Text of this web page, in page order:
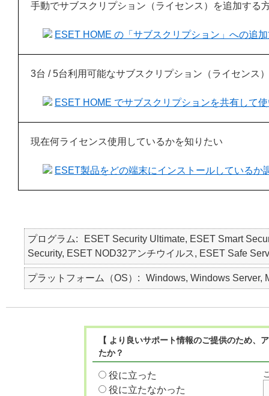
手動でサブスクリプション（ライセンス）を追加する
ESET HOME の「サブスクリプション」への追
3台 / 5台利用可能なサブスクリプション（ライセンス
ESET HOME でサブスクリプションを共有して
現在何ライセンス使用しているかを知りたい
ESET製品をどの端末にインストールしているか
プログラム
ESET Security Ultimate, ESET Smart
Security, ESET NOD32アンチウイルス, ESET Safe
プラットフォーム（OS） Windows, Windows Server,
【 より良いサポート情報のご提供のため
たか？
役に立った
役に立たなかった